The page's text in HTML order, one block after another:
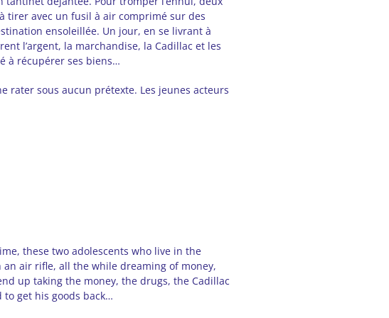
tirer avec un fusil à air comprimé sur des
ensoleillée. Un jour, en se livrant à
l’argent, la marchandise, la Cadillac et les
à récupérer ses biens…
rater sous aucun prétexte. Les jeunes acteurs
these two adolescents who live in the
air rifle, all the while dreaming of money,
up taking the money, the drugs, the Cadillac
get his goods back…